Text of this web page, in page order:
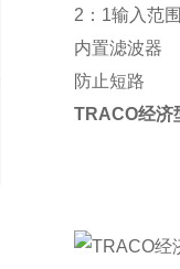
2 ： 1输入范
内置滤波器
防止短路
TRACO经济